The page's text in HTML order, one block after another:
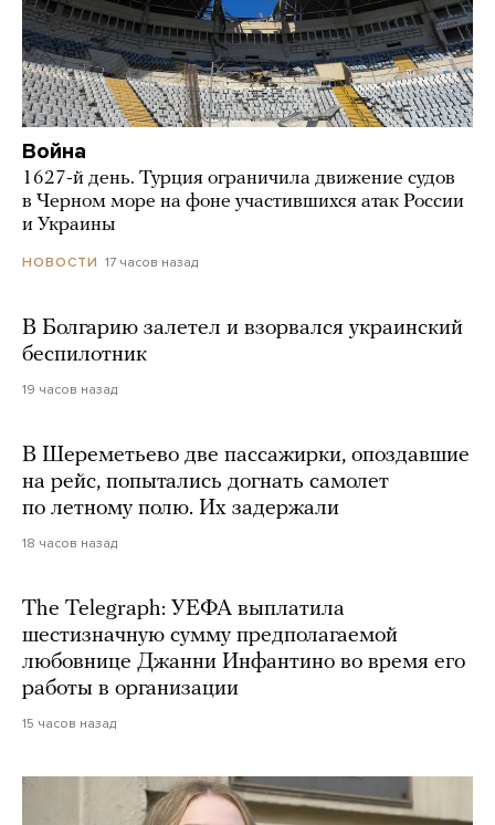
Война
1627-й день. Турция ограничила движение судов
в Черном море на фоне участившихся атак России
и Украины
НОВОСТИ 17 часов назад
В Болгарию залетел и взорвался украинский
беспилотник
19 часов назад
В Шереметьево две пассажирки, опоздавшие
на рейс, попытались догнать самолет
по летному полю. Их задержали
18 часов назад
The Telegraph: УЕФА выплатила
шестизначную сумму предполагаемой
любовнице Джанни Инфантино во время его
работы в организации
15 часов назад